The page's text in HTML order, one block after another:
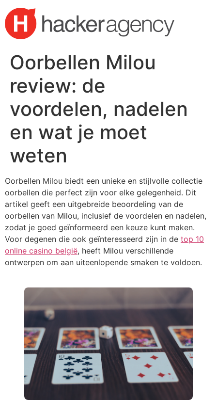
to
content
Oorbellen Milou
review: de
voordelen, nadelen
en wat je moet
weten
Oorbellen Milou biedt een unieke en stijlvolle collectie
oorbellen die perfect zijn voor elke gelegenheid. Dit
artikel geeft een uitgebreide beoordeling van de
oorbellen van Milou, inclusief de voordelen en nadelen,
zodat je goed geïnformeerd een keuze kunt maken.
Voor degenen die ook geïnteresseerd zijn in de top 10
online casino belgië, heeft Milou verschillende
ontwerpen om aan uiteenlopende smaken te voldoen.